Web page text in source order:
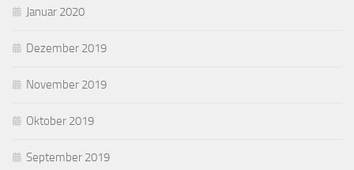
Januar 2020
Dezember 2019
November 2019
Oktober 2019
September 2019